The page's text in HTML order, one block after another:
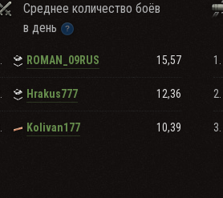
Среднее количество боёв
в день
ROMAN_09RUS 15,57
Hrakus777 12,36
Kolivan177 10,39
1.
2.
3.